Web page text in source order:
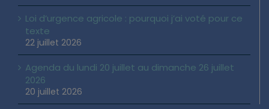
Loi d’urgence agricole : pourquoi j’ai voté pour ce
texte
22 juillet 2026
Agenda du lundi 20 juillet au dimanche 26 juillet
2026
20 juillet 2026